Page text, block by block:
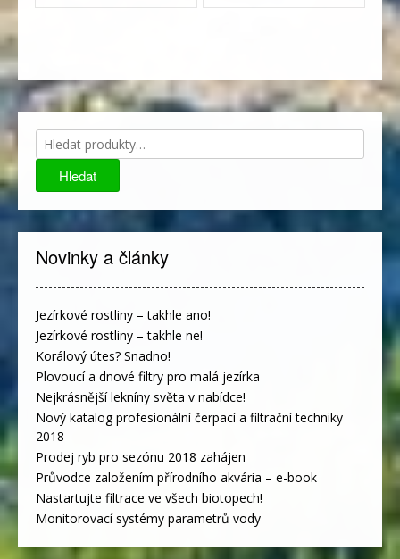
Hledat:
Hledat
Novinky a články
Jezírkové rostliny – takhle ano!
Jezírkové rostliny – takhle ne!
Korálový útes? Snadno!
Plovoucí a dnové filtry pro malá jezírka
Nejkrásnější lekníny světa v nabídce!
Nový katalog profesionální čerpací a filtrační techniky
2018
Prodej ryb pro sezónu 2018 zahájen
Průvodce založením přírodního akvária – e-book
Nastartujte filtrace ve všech biotopech!
Monitorovací systémy parametrů vody